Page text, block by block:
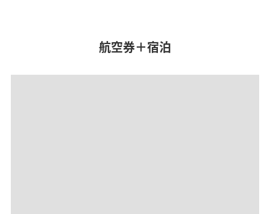
・表示金額には、運賃、燃油特別付加運賃、
航空券＋宿泊